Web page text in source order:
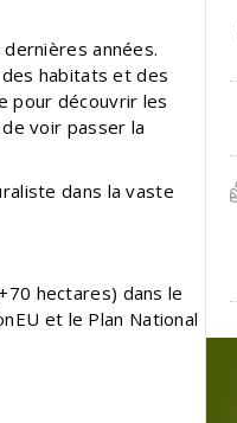
années.
habitats et des
pour découvrir les
voir passer la
dans la vaste
hectares) dans le
et le Plan National